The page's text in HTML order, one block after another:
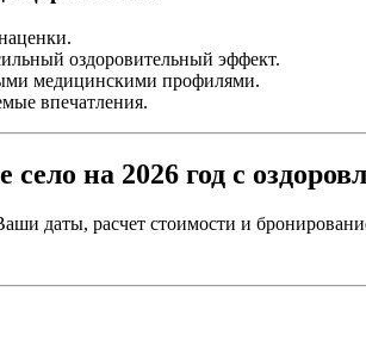
оздоровительный эффект.
медицинскими профилями.
впечатления.
на 2026 год с
даты, расчет стоимости и